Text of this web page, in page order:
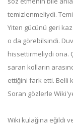
temizlenmeliydi.
Yiten gücünü geri
o da görebilsindi.
hissettirmeliydi ona.
saran kolların
ettiğini fark etti. Belli
Soran gözlerle
Wiki kulağına eğildi